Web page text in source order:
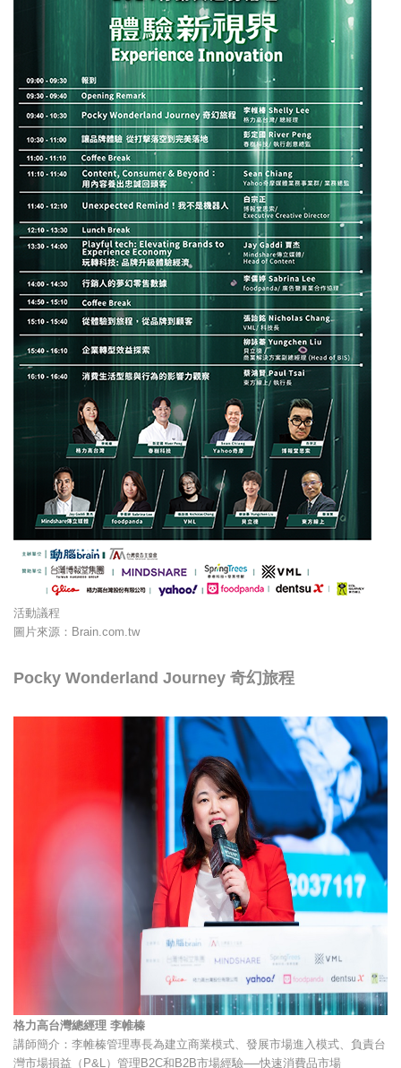
活動議程
圖片來源：Brain.com.tw
Pocky Wonderland Journey 奇幻旅程
格力高台灣總經理 李帷榛
講師簡介：李帷榛管理專長為建立商業模式、發展市場進入模式、負責台
灣市場損益（P&L）管理B2C和B2B市場經驗──快速消費品市場